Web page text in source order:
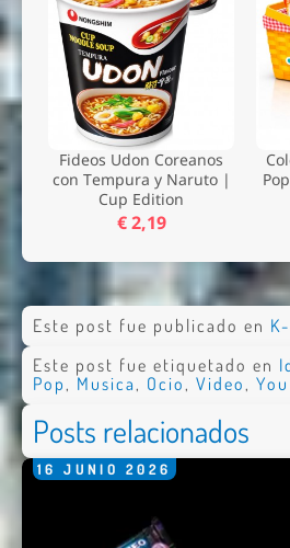
Fideos Udon Coreanos
con Tempura y Naruto |
Cup Edition
€ 2,19
Este post fue publicado en
Este post fue etiquetado en
Pop, Musica, Ocio, Video,
Posts relacionados
16 JUNIO 2026